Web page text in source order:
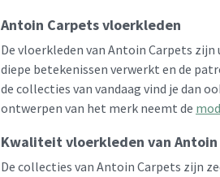
Antoin Carpets vloerkleden
De vloerkleden van Antoin Carpets
diepe betekenissen verwerkt en de
de collecties van vandaag vind je dan
ontwerpen van het merk neemt de
Kwaliteit vloerkleden van Antoin
De collecties van Antoin Carpets zijn